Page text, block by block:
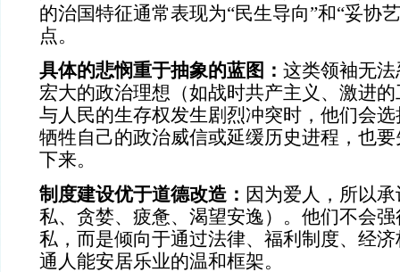
的治国特征通常表现为“民生导向”和“妥协
点。
具体的悲悯重于抽象的蓝图： 这类领袖无
宏大的政治理想（如战时共产主义、激进
与人民的生存权发生剧烈冲突时，他们会
牺牲自己的政治威信或延缓历史进程，也
下来。
制度建设优于道德改造： 因为爱人，所以
私、贪婪、疲惫、渴望安逸）。他们不会
私，而是倾向于通过法律、福利制度、经
通人能安居乐业的温和框架。